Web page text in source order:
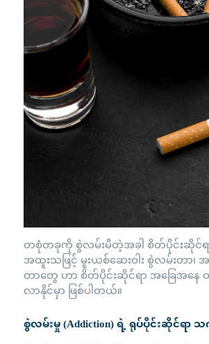
တစုံတခုကို စွဲလမ်းမိတဲ့အခါ စိတ်ပိုင်းဆိုင်ရာ
အထူးသဖြင့် မူးယစ်ဆေးဝါး စွဲလမ်းတာ
တာတွေ ဟာ စိတ်ပိုင်းဆိုင်ရာ အခြေအန
လာနိုင်မှာ ဖြစ်ပါတယ်။
စွဲလမ်းမှု (Addiction) ရဲ့ ရုပ်ပိုင်းဆိုင်ရာ